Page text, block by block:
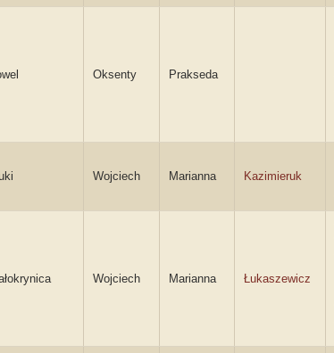
Oksenty Prakseda
Wojciech Marianna Kazimieruk
Wojciech Marianna Łukaszewicz